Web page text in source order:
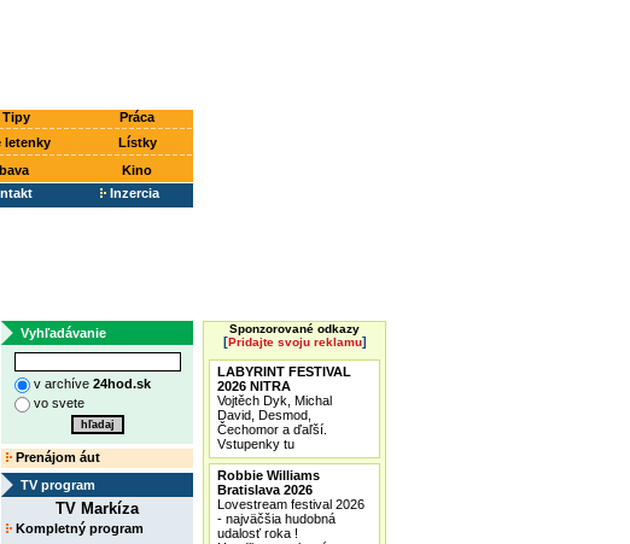
Tipy
Práca
letenky
Lístky
Kino
Inzercia
Vyhľadávanie
v archíve 24hod.sk
vo svete
Prenájom áut
TV program
TV Markíza
Kompletný program
Sponzorované odkazy
[Pridajte svoju reklamu]
LABYRINT FESTIVAL
2026 NITRA
Vojtěch Dyk, Michal
David, Desmod,
Čechomor a ďaľší.
Vstupenky tu
Robbie Williams
Bratislava 2026
Lovestream festival 2026
- najväčšia hudobná
udalosť roka !